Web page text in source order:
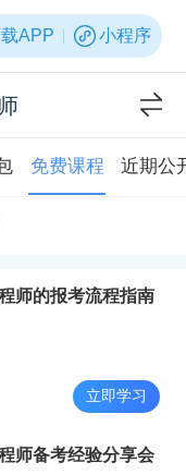
APP 小程序
免费课程 近期公
师的报考流程指南
立即学习
师备考经验分享会